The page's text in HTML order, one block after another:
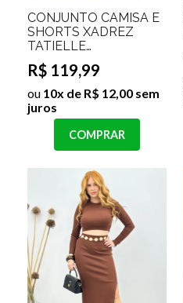
CONJUNTO CAMISA E
SHORTS XADREZ
TATIELLE
Cor:Marsala;Tamanho:P
R$ 119,99
ou 10x de R$ 12,00 sem
juros
COMPRAR